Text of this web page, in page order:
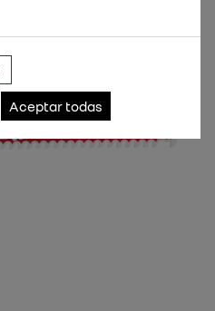
Aceptar todas